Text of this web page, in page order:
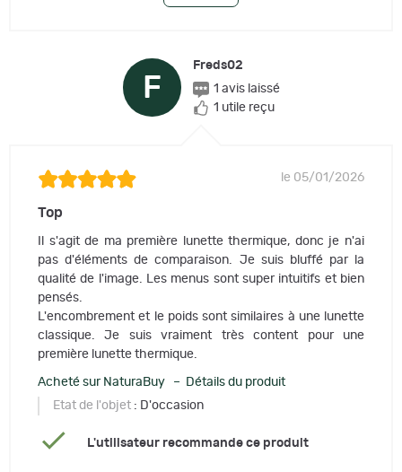
F
Freds02
1 avis laissé
1 utile reçu
le 05/01/2026
Top
Il s'agit de ma première lunette thermique, donc je n'ai
pas d'éléments de comparaison. Je suis bluffé par la
qualité de l'image. Les menus sont super intuitifs et bien
pensés.
L'encombrement et le poids sont similaires à une lunette
classique. Je suis vraiment très content pour une
première lunette thermique.
Acheté sur NaturaBuy – Détails du produit
Etat de l'objet : D'occasion
L'utilisateur recommande ce produit